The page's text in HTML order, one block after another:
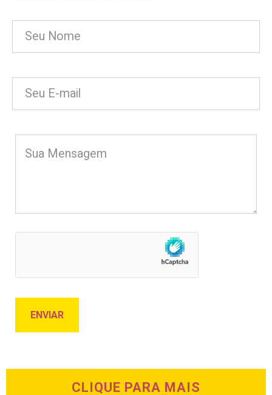
CLIQUE PARA MAIS